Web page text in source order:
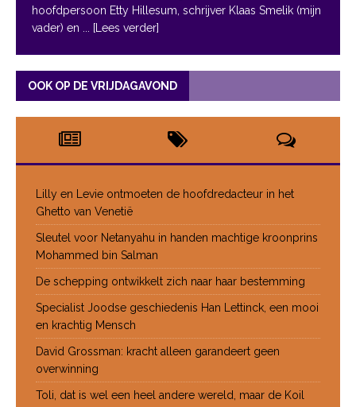
hoofdpersoon Etty Hillesum, schrijver Klaas Smelik (mijn
vader) en
... [Lees verder]
OOK OP DE VRIJDAGAVOND
Lilly en Levie ontmoeten de hoofdredacteur in het
Ghetto van Venetië
Sleutel voor Netanyahu in handen machtige kroonprins
Mohammed bin Salman
De schepping ontwikkelt zich naar haar bestemming
Specialist Joodse geschiedenis Han Lettinck, een mooi
en krachtig Mensch
David Grossman: kracht alleen garandeert geen
overwinning
Toli, dat is wel een heel andere wereld, maar de Koil